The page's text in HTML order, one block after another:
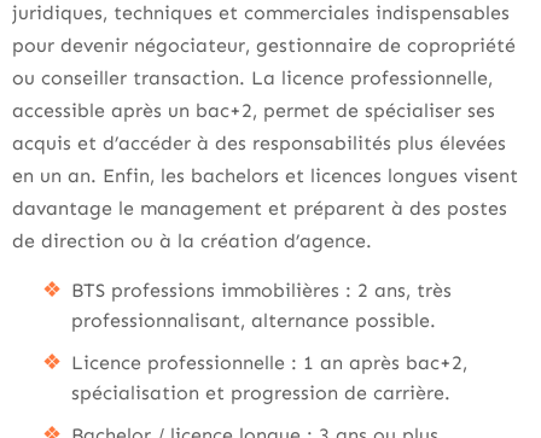
juridiques, techniques et commerciales indispensables
pour devenir négociateur, gestionnaire de copropriété
ou conseiller transaction. La licence professionnelle,
accessible après un bac+2, permet de spécialiser ses
acquis et d’accéder à des responsabilités plus élevées
en un an. Enfin, les bachelors et licences longues visent
davantage le management et préparent à des postes
de direction ou à la création d’agence.
BTS professions immobilières : 2 ans, très
professionnalisant, alternance possible.
Licence professionnelle : 1 an après bac+2,
spécialisation et progression de carrière.